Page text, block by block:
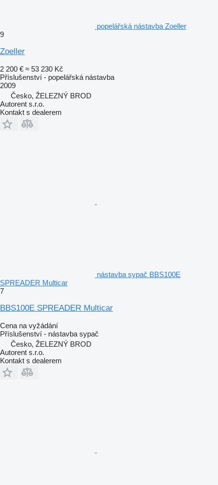
popelářská nástavba Zoeller
9
Zoeller
2 200 € ≈ 53 230 Kč
Příslušenství - popelářská nástavba
2009
Česko, ŽELEZNÝ BROD
Autorent s.r.o.
Kontakt s dealerem
nástavba sypač BBS100E
SPREADER Multicar
7
BBS100E SPREADER Multicar
Cena na vyžádání
Příslušenství - nástavba sypač
Česko, ŽELEZNÝ BROD
Autorent s.r.o.
Kontakt s dealerem